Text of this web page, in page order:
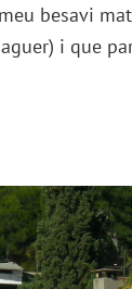
besavi
i que